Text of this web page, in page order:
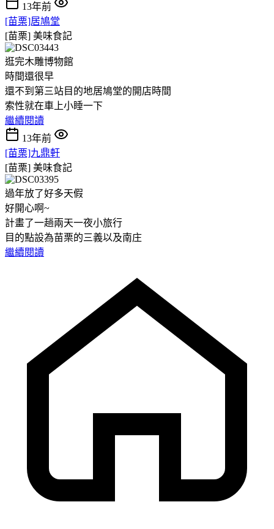
13年前
[苗栗]居鳩堂
[苗栗] 美味食記
逛完木雕博物館
時間還很早
還不到第三站目的地居鳩堂的開店時間
索性就在車上小睡一下
繼續閱讀
13年前
[苗栗]九鼎軒
[苗栗] 美味食記
過年放了好多天假
好開心啊~
計畫了一趟兩天一夜小旅行
目的點設為苗栗的三義以及南庄
繼續閱讀